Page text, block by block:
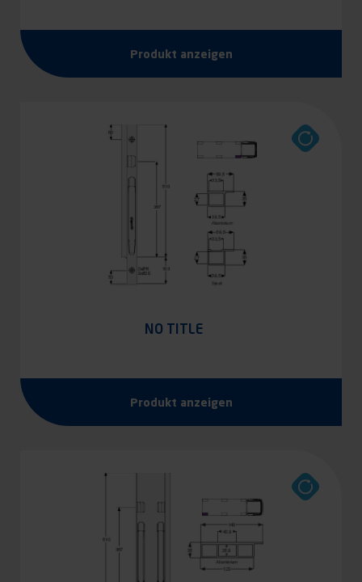
Produkt anzeigen
NO TITLE
Produkt anzeigen